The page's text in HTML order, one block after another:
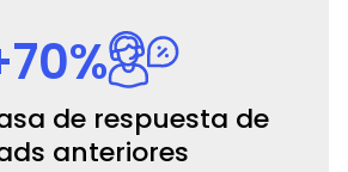
de respuesta de
anteriores